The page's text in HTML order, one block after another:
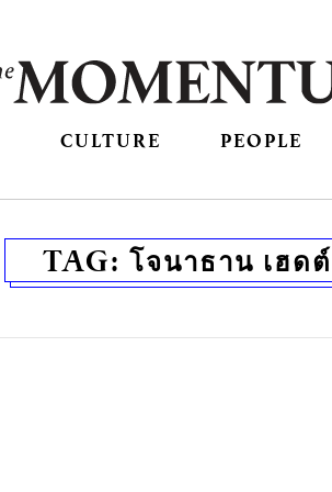
CULTURE PEOPLE
TAG: โจนาธาน เฮดต์